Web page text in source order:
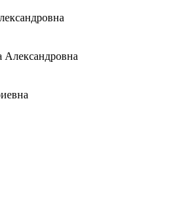
Александровна